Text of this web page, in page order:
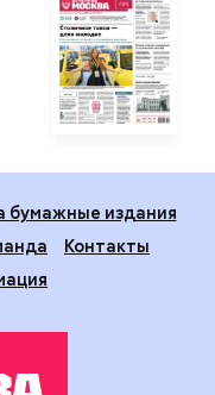
бумажные издания
Контакты